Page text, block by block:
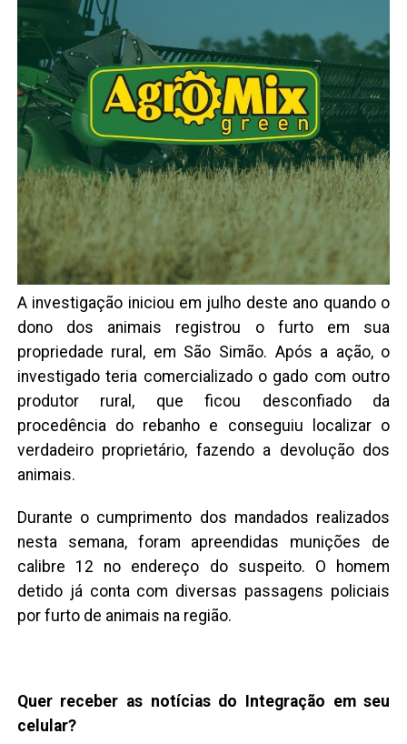
A investigação iniciou em julho deste ano quando o
dono dos animais registrou o furto em sua
propriedade rural, em São Simão. Após a ação, o
investigado teria comercializado o gado com outro
produtor rural, que ficou desconfiado da
procedência do rebanho e conseguiu localizar o
verdadeiro proprietário, fazendo a devolução dos
animais.
Durante o cumprimento dos mandados realizados
nesta semana, foram apreendidas munições de
calibre 12 no endereço do suspeito. O homem
detido já conta com diversas passagens policiais
por furto de animais na região.
Quer receber as notícias do Integração em seu
celular?